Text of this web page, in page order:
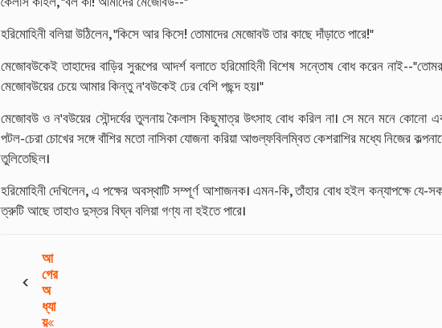
হরিমোহিনী বলিয়া উঠিলেন, "কিসে আর কিসে! তোমাদের মেজোবউ তার কাছে দাঁড়াতে পারে!"
মেজোবউকেই তাহাদের বাড়ির সুরূপের আদর্শ বলাতে হরিমোহিনী বিশেষ সন্তোষ বোধ করেন নাই--
মেজোবউয়ের চেয়ে আমার কিন্তু ন'বউকেই ঢের বেশি পছন্দ হয়।"
মেজোবউ ও ন'বউয়ের সৌন্দর্যের তুলনায় কৈলাস কিছুমাত্র উৎসাহ বোধ করিল না। সে মনে মনে কোনো
পটল-চেরা চোখের সঙ্গে বাঁশির মতো নাসিকা যোজনা করিয়া আগুল্‌ফবিলম্বিত কেশরাশির মধ্যে নিজের
তুলিতেছিল।
হরিমোহিনী দেখিলেন, এ পক্ষের অবস্থাটি সম্পূর্ণ আশাজনক। এমন-কি, তাঁহার বোধ হইল কন্যাপক্ষে
ত্রুটি আছে তাহাও দুস্তর বিঘ্ন বলিয়া গণ্য না হইতে পারে।
‹
আ
গের
অ
ধ্যা
য়